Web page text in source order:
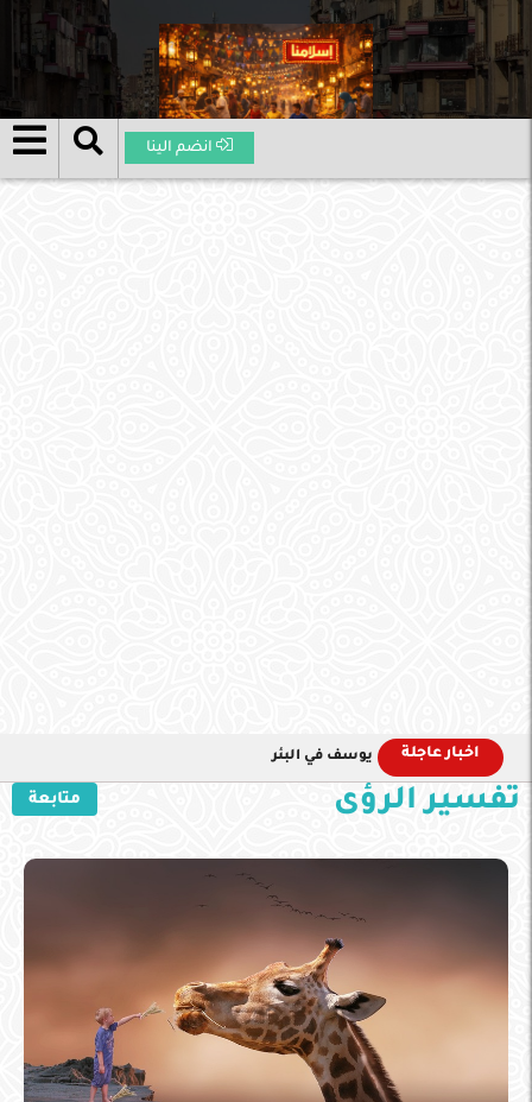
انضم الينا
اخبار عاجلة يوسف في البئر
تفسير الرؤى متابعة